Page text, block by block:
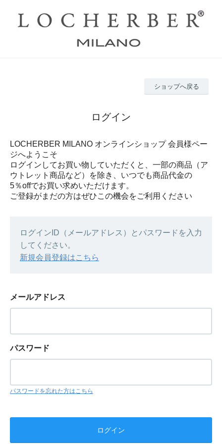
ショップへ戻る
ログイン
LOCHERBER MILANO オンラインショップ 会員様ペー
ジへようこそ
ログインしてお買い物していただくと、一部の商品（ア
ウトレット商品など）を除き、いつでも商品代金の
5％offでお買い求めいただけます。
ご登録がまだの方はぜひこの機会をご利用ください
ログインID（メールアドレス）とパスワードを入力
してください。
新規会員登録はこちら
メールアドレス
パスワード
パスワードを忘れた方はこちら